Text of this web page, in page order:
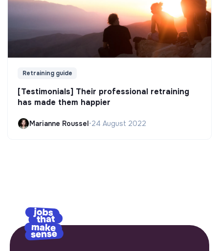
Retraining guide
[Testimonials] Their professional retraining
has made them happier
Marianne Roussel•24 August 2022